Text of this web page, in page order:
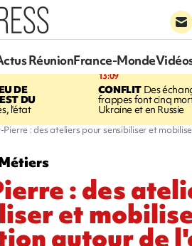
RéunionFrance-Monde
DE
DU
l'état
13:09
CONFLIT Des
frappes font cinq
Ukraine et en Russie
Pierre : des ateliers pour sensibiliser et
: des
et
autour de